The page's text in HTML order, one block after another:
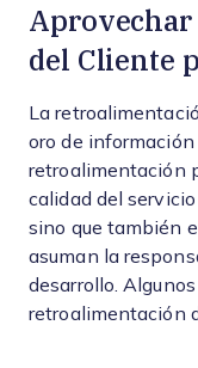
del Cliente
La
oro de
retroalimentación
calidad del
sino que también
asuman la
desarrollo.
retroalimentación